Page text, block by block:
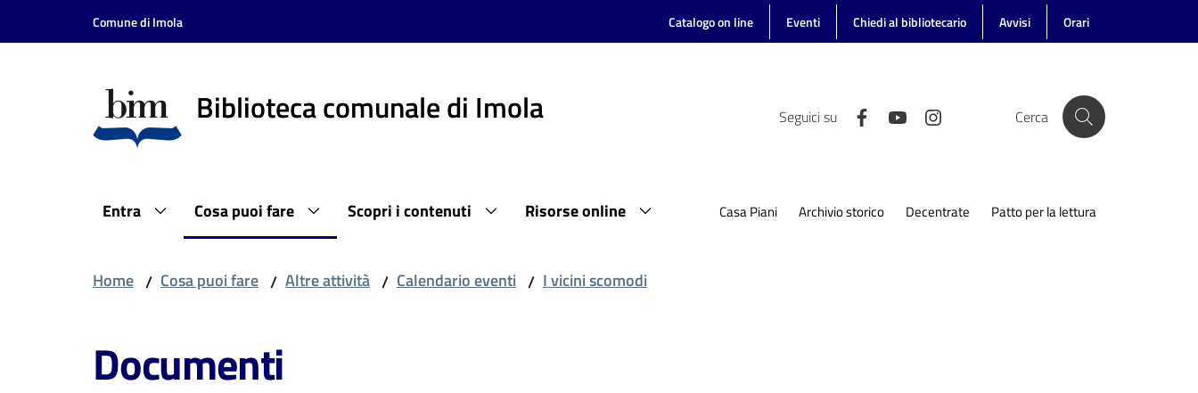
Vai al contenuto
Vai alla navigazione
Comune di Imola Catalogo on line Eventi Chiedi al bibliotecario Avvisi Orari
Biblioteca comunale di Imola Seguici su Cerca
Entra Cosa puoi fare Scopri i contenuti Risorse online Casa Piani Archivio storico Decentrate Patto per la lettura
Home / Cosa puoi fare / Altre attività / Calendario eventi / I vicini scomodi
Documenti